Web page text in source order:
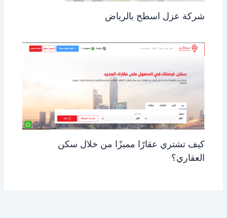
شركة عزل اسطح بالرياض
كيف تشتري عقارًا مميزًا من خلال سكن
العقاري؟